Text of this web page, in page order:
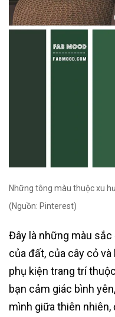
Những tông màu thuộc xu
(Nguồn: Pinterest)
Đây là những màu
của đất, của cây cỏ và
phụ kiện trang trí
bạn cảm giác bình
mình giữa thiên